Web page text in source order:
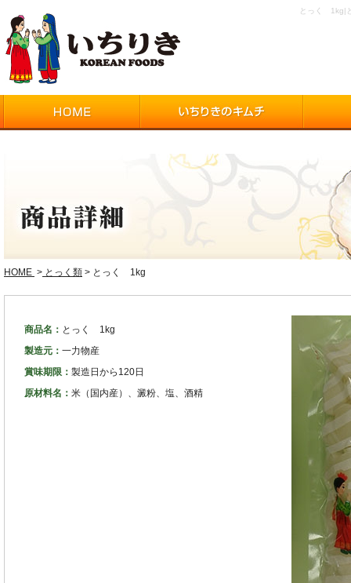
とっく 1kg|
HOME > とっく類 > とっく 1kg
商品名： とっく 1kg
製造元： 一力物産
賞味期限： 製造日から120日
原材料名： 米（国内産）、澱粉、塩、酒精